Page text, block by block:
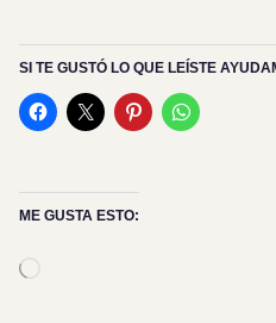
SI TE GUSTÓ LO QUE LEÍSTE
ME GUSTA ESTO: